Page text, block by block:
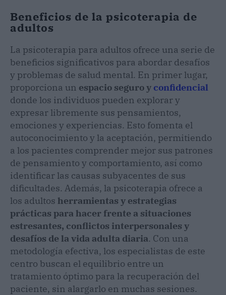
Beneficios de la psicoterapia de
adultos
La psicoterapia para adultos ofrece una serie de
beneficios significativos para abordar desafíos
y problemas de salud mental. En primer lugar,
proporciona un espacio seguro y confidencial
donde los individuos pueden explorar y
expresar libremente sus pensamientos,
emociones y experiencias. Esto fomenta el
autoconocimiento y la aceptación, permitiendo
a los pacientes comprender mejor sus patrones
de pensamiento y comportamiento, así como
identificar las causas subyacentes de sus
dificultades. Además, la psicoterapia ofrece a
los adultos herramientas y estrategias
prácticas para hacer frente a situaciones
estresantes, conflictos interpersonales y
desafíos de la vida adulta diaria. Con una
metodología efectiva, los especialistas de este
centro buscan el equilibrio entre un
tratamiento óptimo para la recuperación del
paciente, sin alargarlo en muchas sesiones.